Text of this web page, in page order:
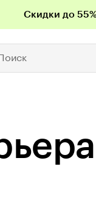
Скидки до